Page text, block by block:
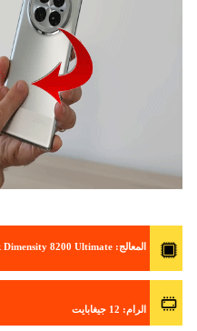
المعالج: Mediatek Dimensity 8200 Ultimate
الرام: 12 جيغابايت